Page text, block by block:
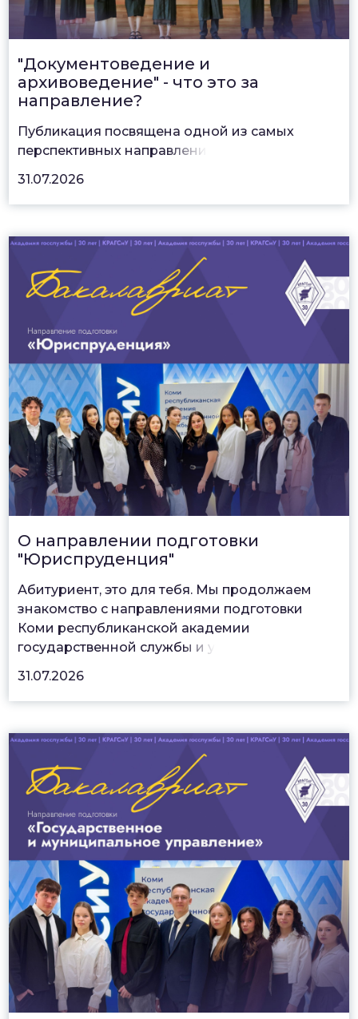
"Документоведение и
архивоведение" - что это за
направление?
Публикация посвящена одной из самых
перспективных направлени
31.07.2026
О направлении подготовки
"Юриспруденция"
Абитуриент, это для тебя. Мы продолжаем
знакомство с направлениями подготовки
Коми республиканской академии
государственной службы и у
31.07.2026